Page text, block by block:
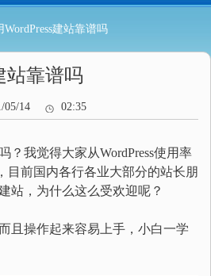
建站靠谱吗
站靠谱吗
05/14 02:35
？我觉得大家从WordPress使用率
目前国内各行各业大部分的站长朋
站，为什么这么受欢迎呢？
且操作起来容易上手，小白一学